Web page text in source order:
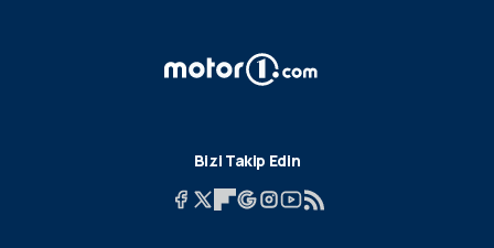
Bizi Takip Edin